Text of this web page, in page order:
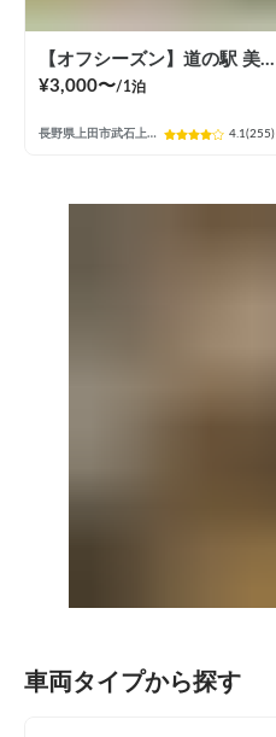
【オフシーズン】道の駅 美ヶ原高原
¥3,000〜/1泊
長野県上田市武石上本入 4.1(255)
車両タイプから探す